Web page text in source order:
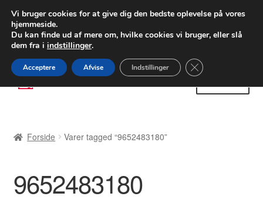
LEVERING fra 55 kr.
FEDEX verdensomspændende forsendelse
80 82 72 02
Spring
til
Spring
til
Betalinger
Kasse
Forside Varer tagged “9652483180”
9652483180
Vi bruger cookies for at give dig den bedste oplevelse på vores
hjemmeside.
Du kan finde ud af mere om, hvilke cookies vi bruger, eller slå
dem fra i indstillinger.
Acceptere Afvise Indstillinger Close GDPR